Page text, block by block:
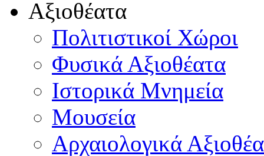
Αξιοθέατα
Πολιτιστικοί Χώροι
Φυσικά Αξιοθέατα
Ιστορικά Μνημεία
Μουσεία
Αρχαιολογικά